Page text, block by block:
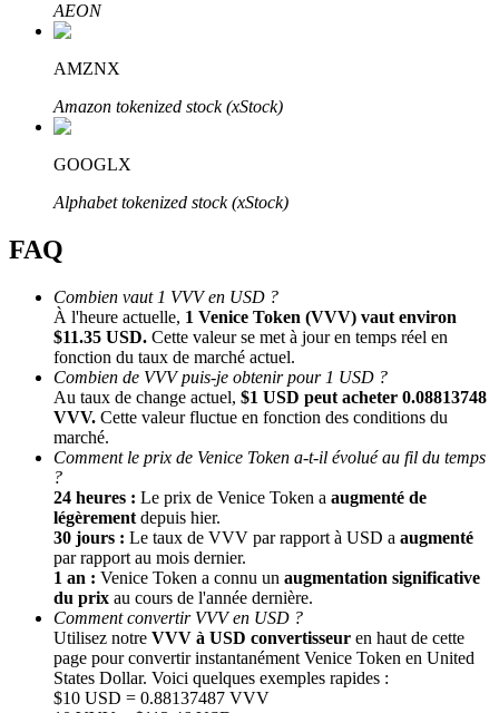
Affiliés Bitrue
Parrainage
Invitez un ami pour recevoir des récompenses en espèces
Deposit CASHCAT & Win
AEON
AMZNX
Amazon tokenized stock (xStock)
GOOGLX
Alphabet tokenized stock (xStock)
FAQ
Combien vaut 1 VVV en USD ?
À l'heure actuelle, 1 Venice Token (VVV) vaut environ
$11.35 USD. Cette valeur se met à jour en temps réel en
fonction du taux de marché actuel.
Combien de VVV puis-je obtenir pour 1 USD ?
Au taux de change actuel, $1 USD peut acheter 0.08813748
VVV. Cette valeur fluctue en fonction des conditions du
marché.
Comment le prix de Venice Token a-t-il évolué au fil du temps
?
24 heures : Le prix de Venice Token a augmenté de
légèrement depuis hier.
30 jours : Le taux de VVV par rapport à USD a augmenté
par rapport au mois dernier.
1 an : Venice Token a connu un augmentation significative
du prix au cours de l'année dernière.
Comment convertir VVV en USD ?
Utilisez notre VVV à USD convertisseur en haut de cette
page pour convertir instantanément Venice Token en United
States Dollar. Voici quelques exemples rapides :
$10 USD = 0.88137487 VVV